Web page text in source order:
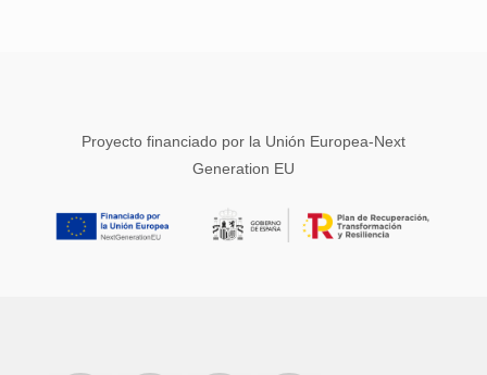
Proyecto financiado por la Unión Europea-Next
Generation EU